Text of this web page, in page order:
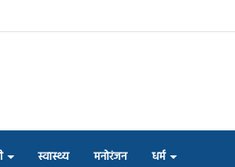
स्वास्थ्य मनोरंजन धर्म